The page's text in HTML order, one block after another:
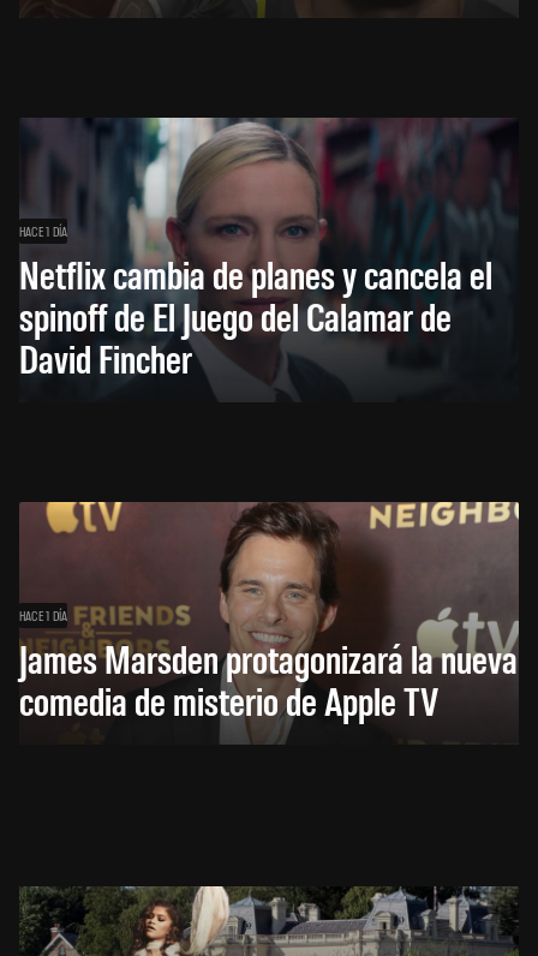
HACE 1 DÍA
Netflix cambia de planes y cancela el
spinoff de El Juego del Calamar de
David Fincher
HACE 1 DÍA
James Marsden protagonizará la nueva
comedia de misterio de Apple TV